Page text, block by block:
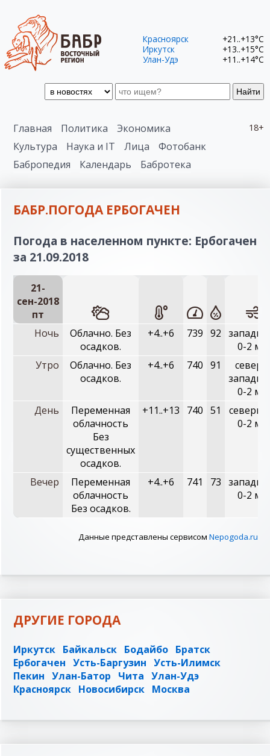
Найти
Красноярск
+21..+13°C
Иркутск
+13..+15°C
Улан-Удэ
+11..+14°C
18+
Главная Политика
Экономика
Культура
Наука и IT Лица
Фотобанк
Бабропедия
Календарь Бабротека
БАБР.ПОГОДА ЕРБОГАЧЕН
Погода в населенном пункте: Ербогачен
за 21.09.2018
21-
сен-2018
пт
Ночь
Облачно. Без
осадков.
+4..+6 739 92
0-2 м/с
Утро
Облачно. Без
осадков.
+4..+6 740 91
0-2 м/с
День
Переменная
облачность
Без
существенных
осадков.
+11..+13 740 51
0-2 м/с
Вечер
Переменная
облачность
Без осадков.
+4..+6 741 73
0-2 м/с
Данные представлены сервисом Nepogoda.ru
ДРУГИЕ ГОРОДА
Иркутск Байкальск Бодайбо Братск
Ербогачен Усть-Баргузин Усть-Илимск
Пекин Улан-Батор Чита Улан-Удэ
Красноярск Новосибирск Москва